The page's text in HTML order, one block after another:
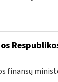
finansų